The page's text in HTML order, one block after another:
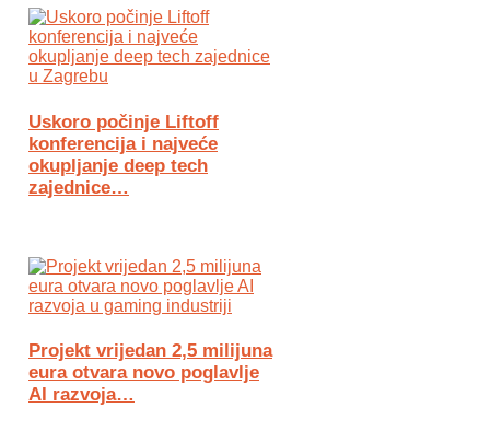
Uskoro počinje Liftoff
konferencija i najveće
okupljanje deep tech
zajednice…
Projekt vrijedan 2,5 milijuna
eura otvara novo poglavlje
AI razvoja…